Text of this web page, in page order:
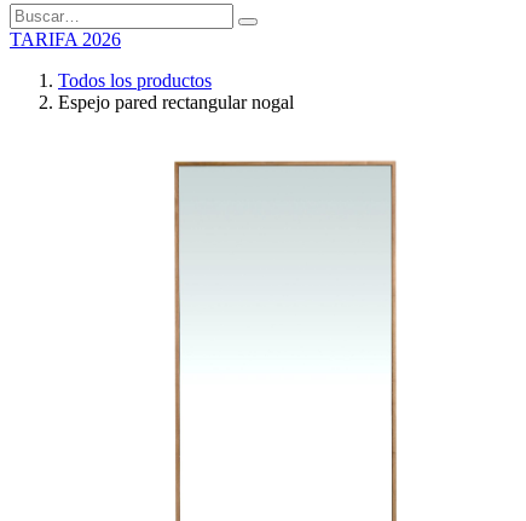
TARIFA 2026
Todos los productos
Espejo pared rectangular nogal